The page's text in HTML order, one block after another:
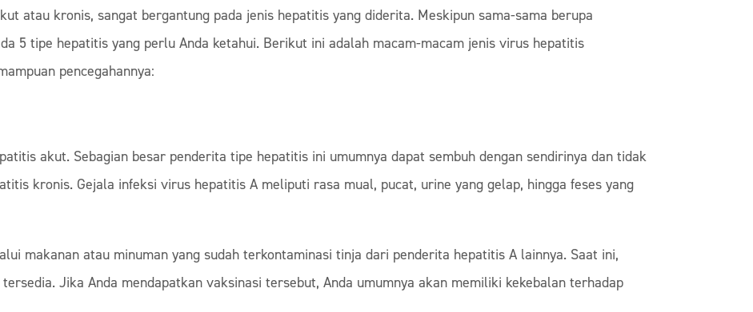
atau kronis, sangat bergantung pada jenis hepatitis yang diderita. Meskipun sama-sama berupa
5 tipe hepatitis yang perlu Anda ketahui. Berikut ini adalah macam-macam jenis virus hepatitis
pencegahannya:
akut. Sebagian besar penderita tipe hepatitis ini umumnya dapat sembuh dengan sendirinya dan tidak
kronis. Gejala infeksi virus hepatitis A meliputi rasa mual, pucat, urine yang gelap, hingga feses yang
makanan atau minuman yang sudah terkontaminasi tinja dari penderita hepatitis A lainnya. Saat ini,
Jika Anda mendapatkan vaksinasi tersebut, Anda umumnya akan memiliki kekebalan terhadap